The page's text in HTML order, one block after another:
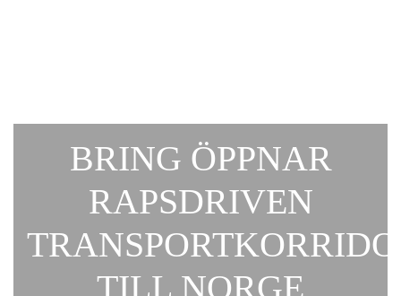
BRING ÖPPNAR
RAPSDRIVEN
TILL NORGE